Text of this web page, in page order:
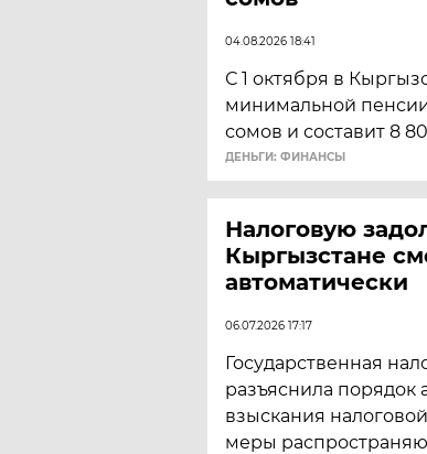
04.08.2026 18:41
С 1 октября в
минимальной
сомов и составит 8
ДЕНЬГИ: ФИНАНСЫ
Налоговую
Кыргызстане
автоматически
06.07.2026 17:17
Государственная
разъяснила порядок
взыскания
меры